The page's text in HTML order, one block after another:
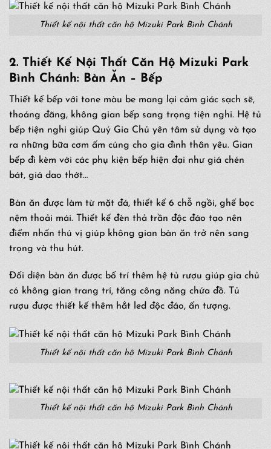
Thiết kế nội thất căn hộ Mizuki Park Bình Chánh
2. Thiết Kế Nội Thất Căn Hộ Mizuki Park
Bình Chánh: Bàn Ăn – Bếp
Thiết kế bếp với tone màu be mang lại cảm giác sạch sẽ,
thoáng đãng, không gian bếp sang trọng tiện nghi. Hệ tủ
bếp tiện nghi giúp Quý Gia Chủ yên tâm sử dụng và tạo
ra những bữa cơm ấm cúng cho gia đình thân yêu. Gian
bếp đi kèm với các phụ kiện bếp hiện đại như giá chén
bát, giá dao thớt…
Bàn ăn được làm từ mặt đá, thiết kế 6 chỗ ngồi, ghế bọc
nệm thoải mái. Thiết kế đèn thả trần độc đáo tạo nên
điểm nhấn thú vị giúp không gian bàn ăn trở nên sang
trọng và thu hút.
Đối diện bàn ăn được bố trí thêm hệ tủ rượu giúp gia chủ
có không gian trang trí, tăng công năng chứa đồ. Tủ
rượu được thiết kế thêm hắt led độc đáo, ấn tượng.
Thiết kế nội thất căn hộ Mizuki Park Bình Chánh
Thiết kế nội thất căn hộ Mizuki Park Bình Chánh